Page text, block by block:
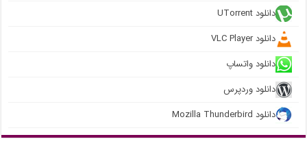
دانلود UTorrent
دانلود VLC Player
دانلود واتساپ
دانلود وردپرس
دانلود Mozilla Thunderbird